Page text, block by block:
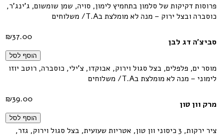
פרוסות דקיקות של סלמון בתחמיץ לימון, סויה, שמן שומשום, ג'ינג'ר,
כוסברה ובצל ירוק – מנה לא מומלצת בT.A/ משלוחים
סביצ'ה דג לבן ₪37.00
הוסף לסל
מוסר ים, פלפלים, בצל סגול וירוק, אבוקדו, צ'ילי, כוסברה, רוטב יוזו
לימוני – מנה לא מומלצת בT.A/ משלוחים
מרק וון טון ₪39.00
הוסף לסל
ציר ירקות, 3 כיסוני וון טון, אטריות שעועית, בצל סגול וירוק, גזר,